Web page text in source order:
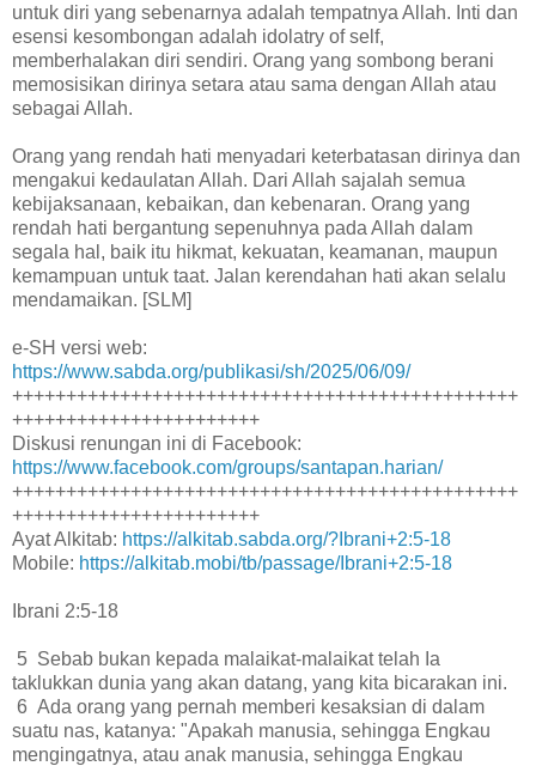
untuk diri yang sebenarnya adalah tempatnya Allah. Inti dan
esensi kesombongan adalah idolatry of self,
memberhalakan diri sendiri. Orang yang sombong berani
memosisikan dirinya setara atau sama dengan Allah atau
sebagai Allah.
Orang yang rendah hati menyadari keterbatasan dirinya dan
mengakui kedaulatan Allah. Dari Allah sajalah semua
kebijaksanaan, kebaikan, dan kebenaran. Orang yang
rendah hati bergantung sepenuhnya pada Allah dalam
segala hal, baik itu hikmat, kekuatan, keamanan, maupun
kemampuan untuk taat. Jalan kerendahan hati akan selalu
mendamaikan. [SLM]
e-SH versi web:
https://www.sabda.org/publikasi/sh/2025/06/09/
+++++++++++++++++++++++++++++++++++++++++++++++
+++++++++++++++++++++++
Diskusi renungan ini di Facebook:
https://www.facebook.com/groups/santapan.harian/
+++++++++++++++++++++++++++++++++++++++++++++++
+++++++++++++++++++++++
Ayat Alkitab: https://alkitab.sabda.org/?Ibrani+2:5-18
Mobile: https://alkitab.mobi/tb/passage/Ibrani+2:5-18
Ibrani 2:5-18
5 Sebab bukan kepada malaikat-malaikat telah Ia
taklukkan dunia yang akan datang, yang kita bicarakan ini.
6 Ada orang yang pernah memberi kesaksian di dalam
suatu nas, katanya: "Apakah manusia, sehingga Engkau
mengingatnya, atau anak manusia, sehingga Engkau